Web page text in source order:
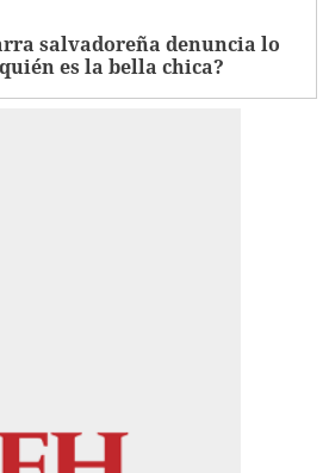
salvadoreña denuncia lo
es la bella chica?